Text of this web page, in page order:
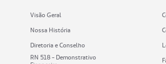
Visão Geral
Nossa História
Diretoria e Conselho
RN 518 - Demonstrativo